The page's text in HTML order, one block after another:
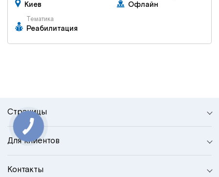
Киев Офлайн
Тематика
Реабилитация
Страницы
Для клиентов
Контакты